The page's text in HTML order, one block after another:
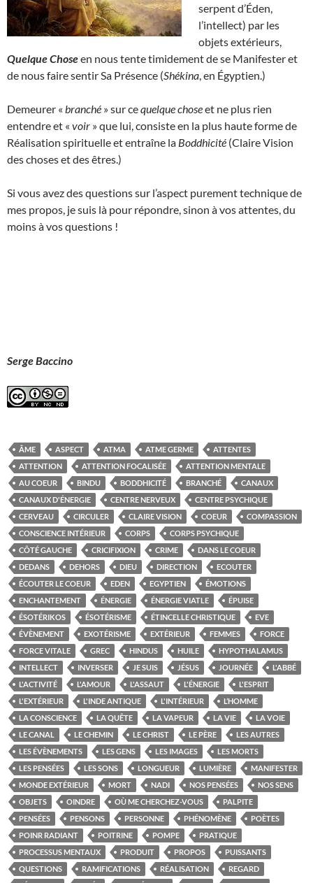
serpent d’Éden,
l’intellect) par les
objets extérieurs,
Quelque Choseen nous tente timidement de se Manifester et
de nous faire sentir Sa Présence (Shékina , en Égyptien.)
Demeurer « branché » sur cequelque choseet ne plus rien
entendre et « voir » que lui, consiste en la plus haute forme de
Réalisation spirituelle et entraîne la Boddhicité (Claire Vision
des choses et des êtres.)
Si vous avez des questions sur l’aspect purement technique de
mes propos, je suis là pour répondre, sinon à vos attentes, du
moins à vos questions !
Serge Baccino
ÂME ASPECT ATMA ATME GERME
ATTENTES
ATTENTION
ATTENTION FOCALISÉE
ATTENTION MENTALE
AU COEUR
BINDU BODDHICITÉ BRANCHÉ
CANAUX
CANAUX D'ÉNERGIE
CENTRE NERVEUX
CENTRE PSYCHIQUE
CERVEAU
CIRCULER CLAIRE VISION COEUR
COMPASSION
CONSCIENCE INTÉRIEUR
CORPS
CORPS PSYCHIQUE
CÔTÉ GAUCHE
CRICIFIXION CRIME
DANS LE COEUR
DEDANS
DEHORS DIEU DIRECTION
ECOUTER
ÉCOUTER LE COEUR
EDEN EGYPTIEN
ÉMOTIONS
ENCHANTEMENT
ÉNERGIE ÉNERGIE VIATLE
ÉPUISE
ÉSOTÉRIKOS
ÉSOTÉRISME ÉTINCELLE CHRISTIQUE
EVE
ÉVÈNEMENT
EXOTÉRISME EXTÉRIEUR FEMMES
FORCE
FORCE VITALE
GREC HINDUS HUILE
HYPOTHALAMUS
INTELLECT
INVERSER JE SUIS JÉSUS JOURNÉE
L'ABBÉ
L'ACTIVITÉ
L'AMOUR L'ASSAUT L'ÉNERGIE
L'ESPRIT
L'EXTÉRIEUR
L'INDE ANTIQUE L'INTÉRIEUR
L’HOMME
LA CONSCIENCE
LA QUÊTE LA VAPEUR LA VIE
LA VOIE
LE CANAL
LE CHEMIN LE CHRIST LE PÈRE
LES AUTRES
LES ÉVÈNEMENTS
LES GENS LES IMAGES
LES MORTS
LES PENSÉES
LES SONS LONGUEUR LUMIÈRE
MANIFESTER
MONDE EXTÉRIEUR
MORT NADI NOS PENSÉES
NOS SENS
OBJETS
OINDRE OÙ ME CHERCHEZ-VOUS
PALPITE
PENSÉES
PENSONS PERSONNE PHÉNOMÈNE
POÈTES
POINR RADIANT
POITRINE POMPE
PRATIQUE
PROCESSUS MENTAUX
PRODUIT PROPOS
PUISSANTS
QUESTIONS
RAMIFICATIONS RÉALISATION
REGARD